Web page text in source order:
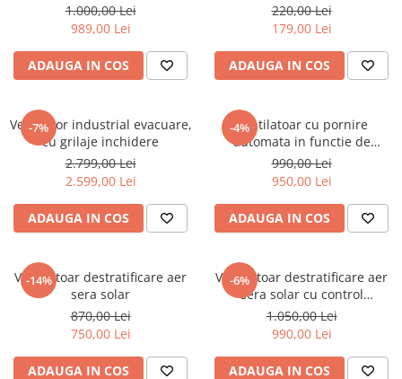
1.000,00 Lei
989,00 Lei
ADAUGA IN COS
220,00 Lei
179,00 Lei
ADAUGA IN COS
-7%
Ventilator industrial evacuare,
cu grilaje inchidere
2.799,00 Lei
2.599,00 Lei
ADAUGA IN COS
-4%
Ventilatoar cu pornire
automata in functie de
temperatura si umiditate
990,00 Lei
950,00 Lei
ADAUGA IN COS
-14%
Ventilatoar destratificare aer
sera solar
870,00 Lei
750,00 Lei
ADAUGA IN COS
-6%
Ventilatoar destratificare aer
sera solar cu control
temperatura umiditate
1.050,00 Lei
990,00 Lei
ADAUGA IN COS